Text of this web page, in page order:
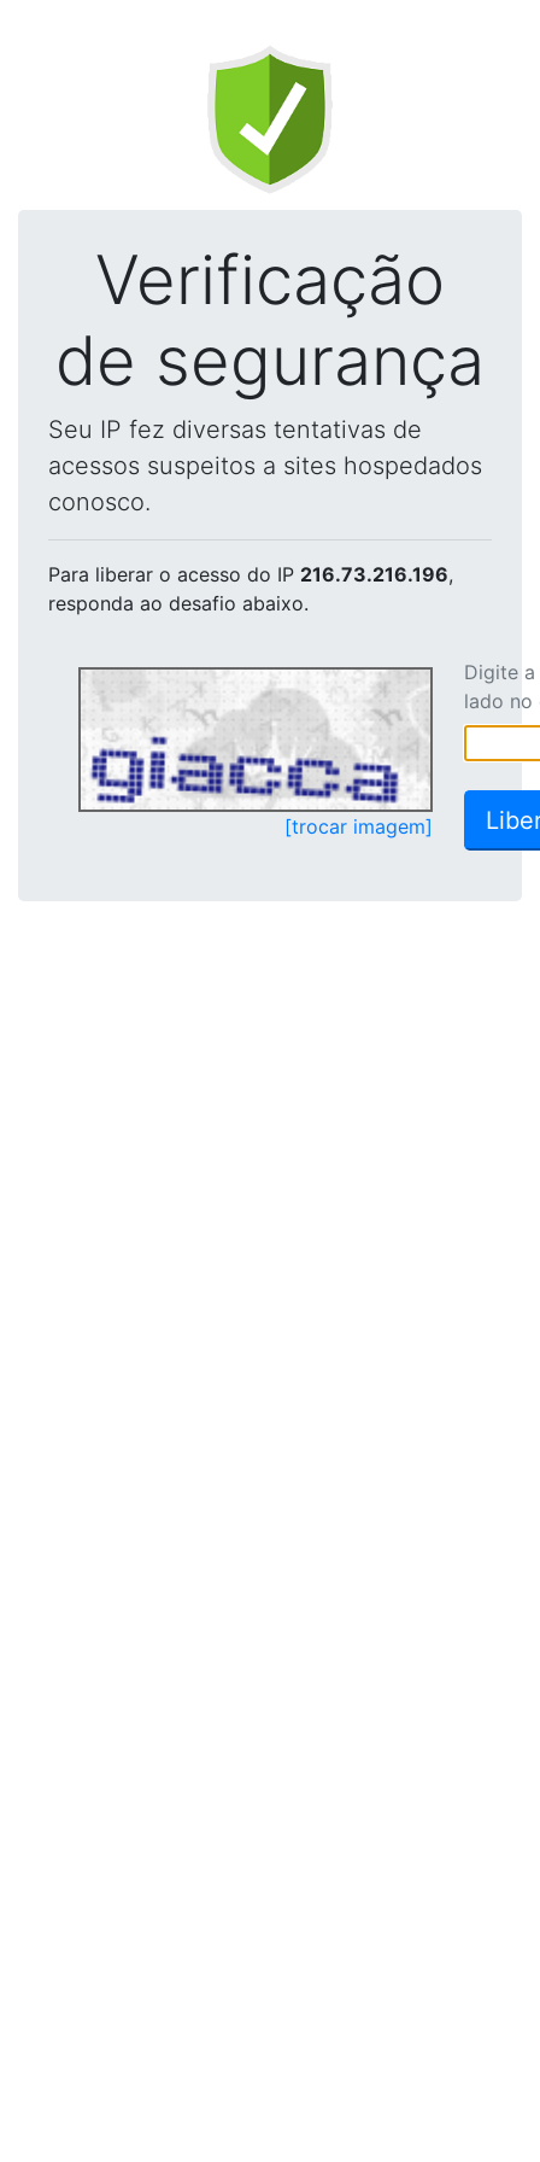
Verificação
de segurança
Seu IP fez diversas tentativas de
acessos suspeitos a sites hospedados
conosco.
Para liberar o acesso do IP 216.73.216.196,
responda ao desafio abaixo.
[trocar imagem]
Digite
lado no